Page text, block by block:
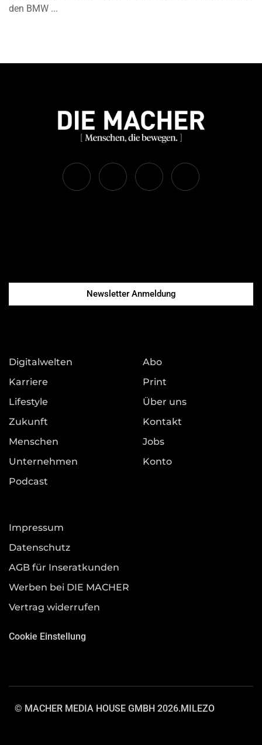
den BMW
Newsletter Anmeldung
Digitalwelten
Karriere
Lifestyle
Zukunft
Menschen
Unternehmen
Podcast
Abo
Print
Über uns
Kontakt
Jobs
Konto
Impressum
Datenschutz
AGB für Inseratkunden
Werben bei DIE MACHER
Vertrag widerrufen
Cookie Einstellung
© MACHER MEDIA HOUSE GMBH 2026.MILEZO